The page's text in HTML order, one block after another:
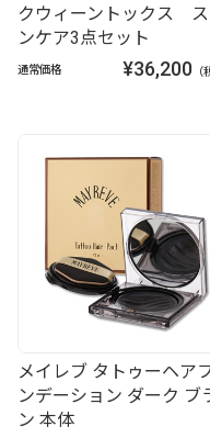
クウィーントックス
ンケア3点セット
通常価格 ¥36,200 （
メイレブ タトゥーヘア
ンデーション ダーク ブ
ン 本体